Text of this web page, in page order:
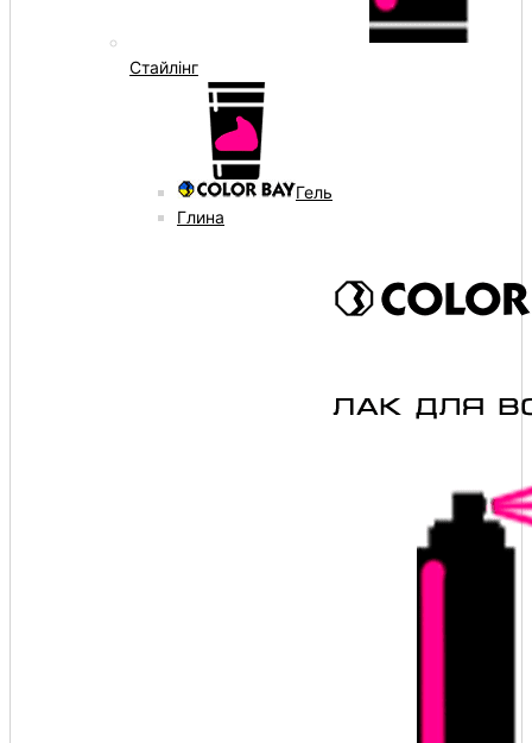
Стайлінг
Гель
Глина